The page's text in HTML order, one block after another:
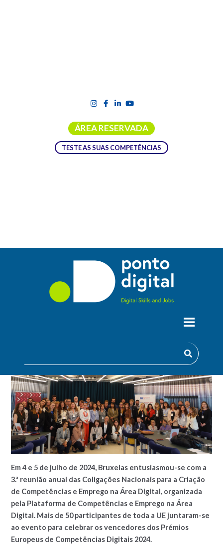
ÁREA RESERVADA
TESTE AS SUAS COMPETÊNCIAS
DESTAQUES DA REUNIÃO ANUAL DAS
COLIGAÇÕES NACIONAIS PARA A
CRIAÇÃO DE COMPETÊNCIAS E
Em 4 e 5 de julho de 2024, Bruxelas entusiasmou-se com a
3.ª reunião anual das Coligações Nacionais para a Criação
de Competências e Emprego na Área Digital, organizada
pela Plataforma de Competências e Emprego na Área
Digital. Mais de 50 participantes de toda a UE juntaram-se
ao evento para celebrar os vencedores dos Prémios
Europeus de Competências Digitais 2024.